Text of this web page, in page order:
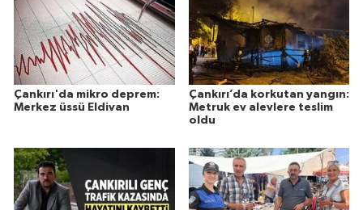
Çankırı'da mikro deprem:
Merkez üssü Eldivan
Çankırı’da korkutan yangın:
Metruk ev alevlere teslim
oldu